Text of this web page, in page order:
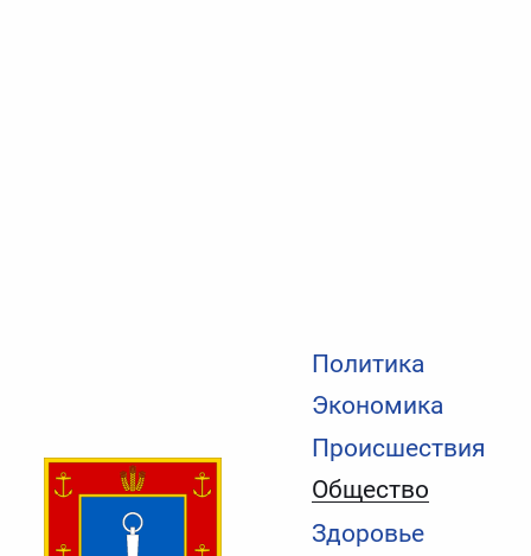
Политика
Экономика
Происшествия
Общество
Здоровье